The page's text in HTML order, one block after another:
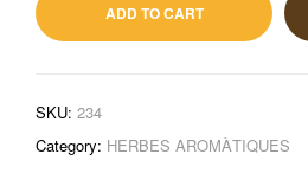
ADD TO CART
SKU: 234
Category: HERBES AROMÀTIQUES